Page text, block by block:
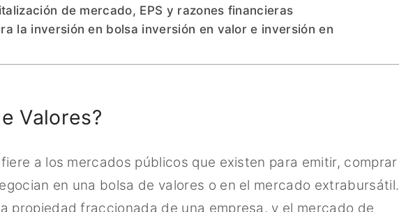
de mercado, EPS y razones financieras
la inversión en bolsa inversión en valor e inversión en
Valores?
a los mercados públicos que existen para emitir, comprar
en una bolsa de valores o en el mercado extrabursátil.
propiedad fraccionada de una empresa, y el mercado de